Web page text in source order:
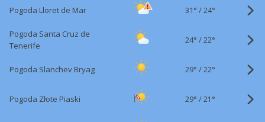
Pogoda Lloret de Mar 31° /24°
Pogoda Santa Cruz de
Tenerife
24° /22°
Pogoda Slanchev Bryag 29° /22°
Pogoda Złote Piaski 29° /21°